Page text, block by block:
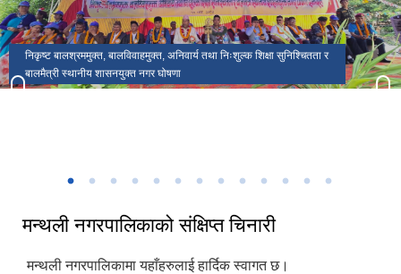
निकृष्ट बालश्रममुक्त, बालविवाहमुक्त, अनिवार्य तथा निःशुल्क शिक्षा सुनिश्चितता र
बालमैत्री स्थानीय शासनयुक्त नगर घोषणा
मन्थली नगरपालिकाको प्रशासकीय भवन
मन्थली नगरपालिका वडा नं २ मा अवस्थित निलकण्ठेश्वर मन्दिर
ढिकुरीदेवी मन्दिर भटौली
थानापती महादेव मन्दिर मनपा ५ सुनारपानी
थानापती महादेव मन्दिर पुरानागाँउ मनपा ९
मन्थली नगरपालिका वडा नं ८ मा अवस्थित चिसापानीगढी
मकैको खेती पुस्तकका लेखक(साहित्यिक सहिद) सुब्बा कृष्णलाल अधिकारीको
जन्मस्थान
हर्रेचिण्डे फुलासी
नगरपालिका कार्यालयबाट तामाकोशी नदी
नगर सभाको १८ ‌औं अधिवेशन
मन्थली नगरपालिकाको संक्षिप्त चिनारी
मन्थली नगरपालिकामा यहाँहरुलाई हार्दिक स्वागत छ।